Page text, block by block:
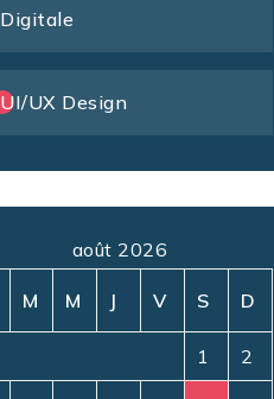
Digitale
UI/UX Design
août 2026
M M J V S D
1 2